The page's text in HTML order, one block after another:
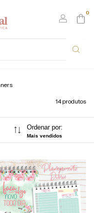
0
14 produtos
Ordenar por:
Mais vendidos